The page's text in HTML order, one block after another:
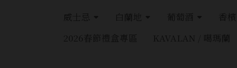
威士忌 白蘭地 葡萄酒 香
2026春節禮盒專區
KAVALAN / 噶瑪蘭